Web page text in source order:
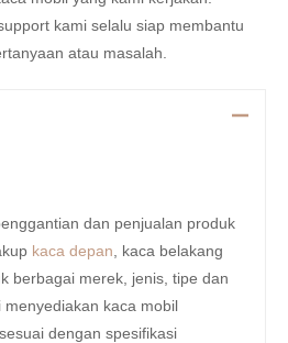
kami selalu siap membantu
atau masalah.
dan penjualan produk
kaca depan , kaca belakang
berbagai merek, jenis, tipe dan
kaca mobil
dengan spesifikasi